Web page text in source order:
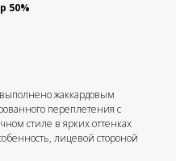
50%
жаккардовым
переплетения с
стиле в ярких оттенках
лицевой стороной